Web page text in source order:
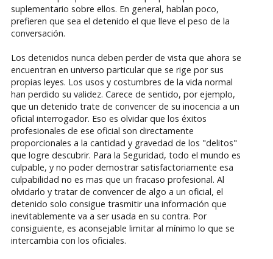
suplementario sobre ellos. En general, hablan poco,
prefieren que sea el detenido el que lleve el peso de la
conversación.
Los detenidos nunca deben perder de vista que ahora se
encuentran en universo particular que se rige por sus
propias leyes. Los usos y costumbres de la vida normal
han perdido su validez. Carece de sentido, por ejemplo,
que un detenido trate de convencer de su inocencia a un
oficial interrogador. Eso es olvidar que los éxitos
profesionales de ese oficial son directamente
proporcionales a la cantidad y gravedad de los "delitos"
que logre descubrir. Para la Seguridad, todo el mundo es
culpable, y no poder demostrar satisfactoriamente esa
culpabilidad no es mas que un fracaso profesional. Al
olvidarlo y tratar de convencer de algo a un oficial, el
detenido solo consigue trasmitir una información que
inevitablemente va a ser usada en su contra. Por
consiguiente, es aconsejable limitar al mínimo lo que se
intercambia con los oficiales.